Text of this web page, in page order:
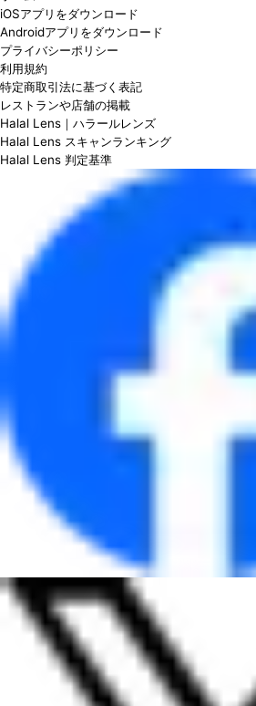
iOSアプリをダウンロード
Androidアプリをダウンロード
プライバシーポリシー
利用規約
特定商取引法に基づく表記
レストランや店舗の掲載
Halal Lens｜ハラールレンズ
Halal Lens スキャンランキング
Halal Lens 判定基準